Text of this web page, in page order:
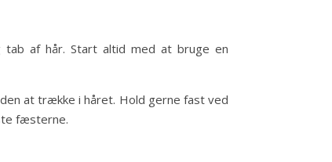
af hår. Start altid med at bruge en
at trække i håret. Hold gerne fast ved
fæsterne.